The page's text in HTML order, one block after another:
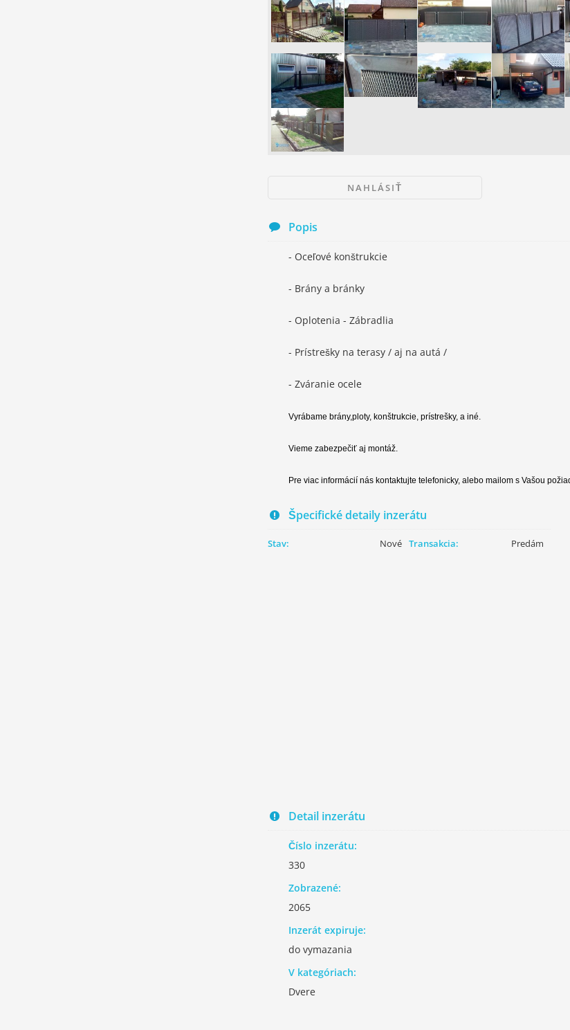
NAHLÁSIŤ
Popis
- Oceľové konštrukcie
- Brány a bránky
- Oplotenia - Zábradlia
- Prístrešky na terasy / aj na autá /
- Zváranie ocele
Vyrábame brány,ploty, konštrukcie, prístrešky, a iné.
Vieme zabezpečiť aj montáž.
Pre viac informácií nás kontaktujte telefonicky, alebo mailom s Vašou
Špecifické detaily inzerátu
Stav: Nové Transakcia: Predám
Detail inzerátu
Číslo inzerátu:
330
Zobrazené:
2065
Inzerát expiruje:
do vymazania
V kategóriach:
Dvere